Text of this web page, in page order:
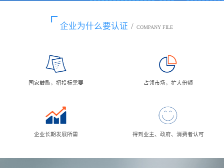
企业为什么要认证 / COMPANY FILE
国家鼓励，招投标需要 占领市场，扩大份额
企业长期发展所需 得到业主、政府、消费者认可